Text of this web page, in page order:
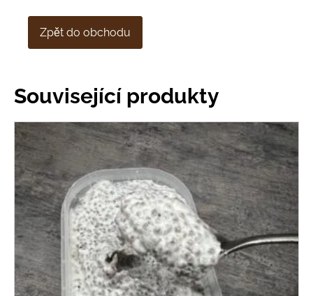
množství
Zpět do obchodu
Související produkty